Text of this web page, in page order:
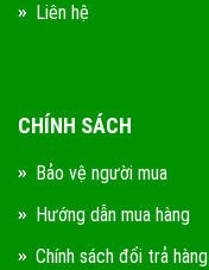
Liên hệ
CHÍNH SÁCH
Bảo vệ người mua
Hướng dẫn mua hàng
Chính sách đổi trả hàng